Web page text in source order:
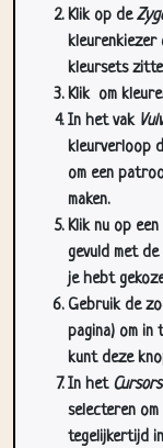
Klik op de
kleurenkiezer
kleursets
Klik om
In het vak
kleurverloop
om een
maken.
Klik nu op
gevuld met
je hebt
Gebruik de
pagina) om in
kunt deze
In het Cursors
selecteren
tegelijkertijd